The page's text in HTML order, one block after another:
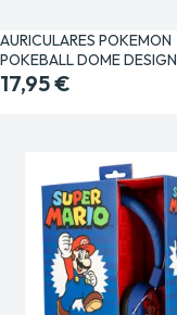
AURICULARES POKEMON
POKEBALL DOME DESIGN
17,95 €